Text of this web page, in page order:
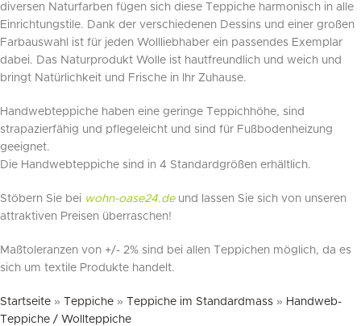
diversen Naturfarben fügen sich diese Teppiche harmonisch in alle
Einrichtungstile. Dank der verschiedenen Dessins und einer großen
Farbauswahl ist für jeden Wollliebhaber ein passendes Exemplar
dabei. Das Naturprodukt Wolle ist hautfreundlich und weich und
bringt Natürlichkeit und Frische in Ihr Zuhause.
Handwebteppiche haben eine geringe Teppichhöhe, sind
strapazierfähig und pflegeleicht und sind für Fußbodenheizung
geeignet.
Die Handwebteppiche sind in 4 Standardgrößen erhältlich.
Stöbern Sie bei wohn-oase24.deund lassen Sie sich von unseren
attraktiven Preisen überraschen!
Maßtoleranzen von +/- 2% sind bei allen Teppichen möglich, da es
sich um textile Produkte handelt.
Startseite » Teppiche » Teppiche im Standardmass » Handweb-
Teppiche / Wollteppiche